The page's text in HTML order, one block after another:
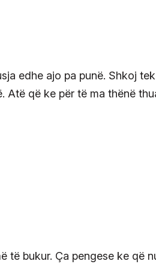
edhe ajo pa punë. Shkoj
Atë që ke për të ma thënë
të bukur. Ça pengese ke që